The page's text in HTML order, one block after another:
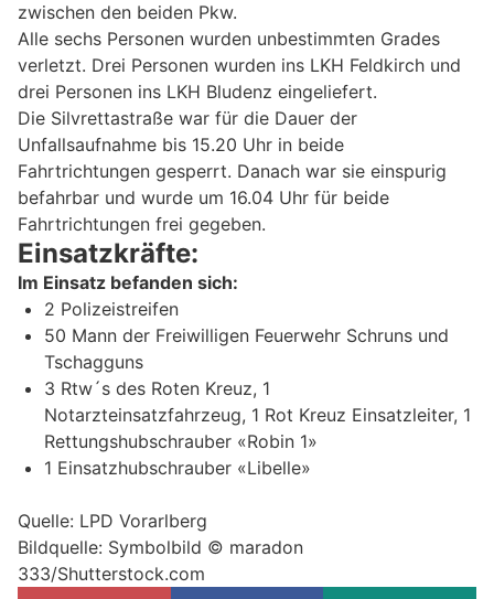
zwischen den beiden Pkw.
Alle sechs Personen wurden unbestimmten Grades
verletzt. Drei Personen wurden ins LKH Feldkirch und
drei Personen ins LKH Bludenz eingeliefert.
Die Silvrettastraße war für die Dauer der
Unfallsaufnahme bis 15.20 Uhr in beide
Fahrtrichtungen gesperrt. Danach war sie einspurig
befahrbar und wurde um 16.04 Uhr für beide
Fahrtrichtungen frei gegeben.
Einsatzkräfte:
Im Einsatz befanden sich:
2 Polizeistreifen
50 Mann der Freiwilligen Feuerwehr Schruns und
Tschagguns
3 Rtw´s des Roten Kreuz, 1
Notarzteinsatzfahrzeug, 1 Rot Kreuz Einsatzleiter, 1
Rettungshubschrauber «Robin 1»
1 Einsatzhubschrauber «Libelle»
Quelle: LPD Vorarlberg
Bildquelle: Symbolbild © maradon
333/Shutterstock.com